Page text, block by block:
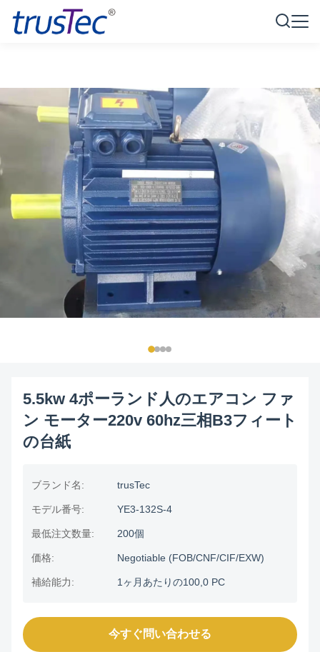
5.5kw 4ポーランド人のエアコン ファ
ン モーター220v 60hz三相B3フィート
の台紙
ブランド名: trusTec
モデル番号: YE3-132S-4
最低注文数量: 200個
価格: Negotiable (FOB/CNF/CIF/EXW)
補給能力: 1ヶ月あたりの100,0 PC
今すぐ問い合わせる